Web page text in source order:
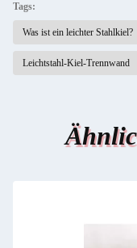
Tags:
Was ist ein leichter Stahlkiel?
Leichtstahl-Kiel-Trennwand